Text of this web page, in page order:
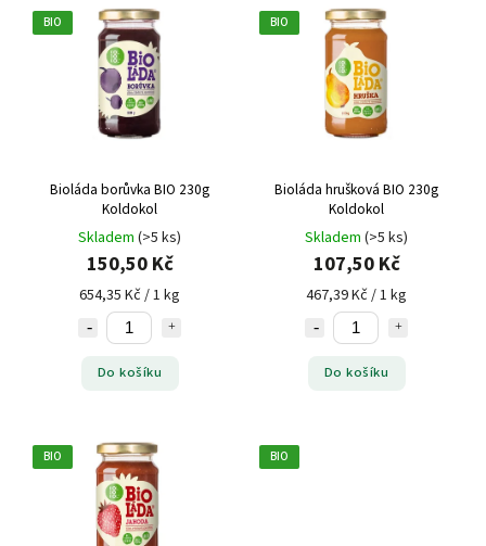
Nejprodávanější
BIO
Bioláda borůvka BIO 230g
Koldokol
Skladem (>5 ks)
150,50 Kč
654,35 Kč / 1 kg
Do košíku
BIO
Bioláda hrušková BIO 230g
Koldokol
Skladem (>5 ks)
107,50 Kč
467,39 Kč / 1 kg
Do košíku
BIO BIO